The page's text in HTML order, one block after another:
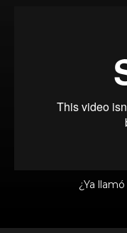
¿Ya